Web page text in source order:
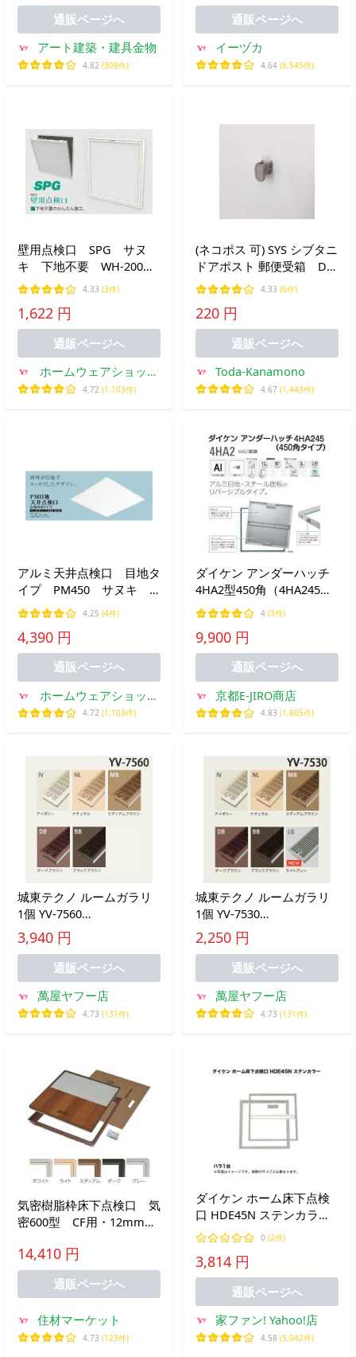
通販ページへ
アート建築・建具金物
4.82 (309件)
通販ページへ
イーヅカ
4.64 (6,545件)
壁用点検口 SPG サヌ
キ 下地不要 WH-200
ボードなし【即日出荷可
能】【店頭受渡可】
4.33 (3件)
1,622 円
通販ページへ
ホームウェアショップ
クギセイ
4.72 (1,103件)
(ネコポス 可) SYS シブタニ
ドアポスト 郵便受箱 DP-
67A用つまみ (ポスト 郵便
ポスト メールボックス
post 玄関 交換 取手 通販)
4.33 (6件)
220 円
通販ページへ
Toda-Kanamono
4.67 (1,443件)
アルミ天井点検口 目地タ
イプ PM450 サヌキ
SPG 450mm角 シルバ
ー【即日出荷】【店頭受取
可】
4.25 (4件)
4,390 円
通販ページへ
ホームウェアショップ
クギセイ
4.72 (1,103件)
ダイケン アンダーハッチ
4HA2型450角（4HA245）
樹脂タイル、モルタル仕様
兼用型（ダイケンアルミ製
床点検口）
4 (3件)
9,900 円
通販ページへ
京都E-JIRO商店
4.83 (1,805件)
城東テクノ ルームガラリ
1個 YV-7560
624.5×90×26.5mm 全6色
3,940 円
通販ページへ
萬屋ヤフー店
4.73 (131件)
城東テクノ ルームガラリ
1個 YV-7530
274×90×38.4mm 全6色
2,250 円
通販ページへ
萬屋ヤフー店
4.73 (131件)
気密樹脂枠床下点検口 気
密600型 CF用・12mmフ
【ZJT6CFK／ZJT612K／
ZJT615K】 ZENIYA
14,410 円
通販ページへ
住材マーケット
4.73 (123件)
ダイケン ホーム床下点検
口 HDE45N ステンカラー
1台
0 (2件)
3,814 円
通販ページへ
家ファン! Yahoo!店
4.58 (5,042件)